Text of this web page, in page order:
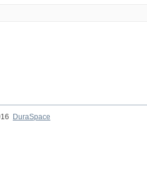
DuraSpace